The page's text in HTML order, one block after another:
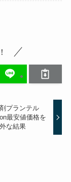
プランテル
最安値価格を
な結果